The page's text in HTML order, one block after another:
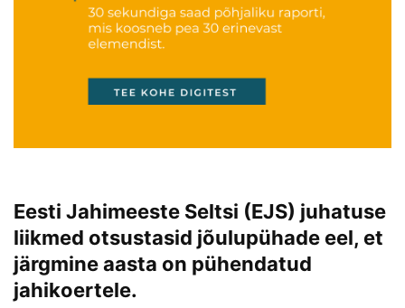
Eesti Jahimeeste Seltsi (EJS) juhatuse
liikmed otsustasid jõulupühade eel, et
järgmine aasta on pühendatud
jahikoertele.